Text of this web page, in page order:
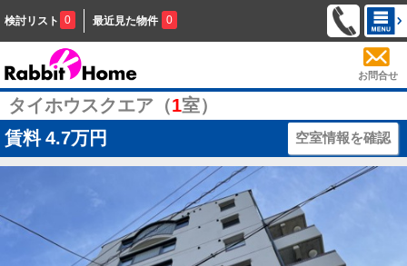
検討リスト 0 最近見た物件 0
お問合せ
タイホウスクエア（1室）
賃料 4.7万円 空室情報を確認